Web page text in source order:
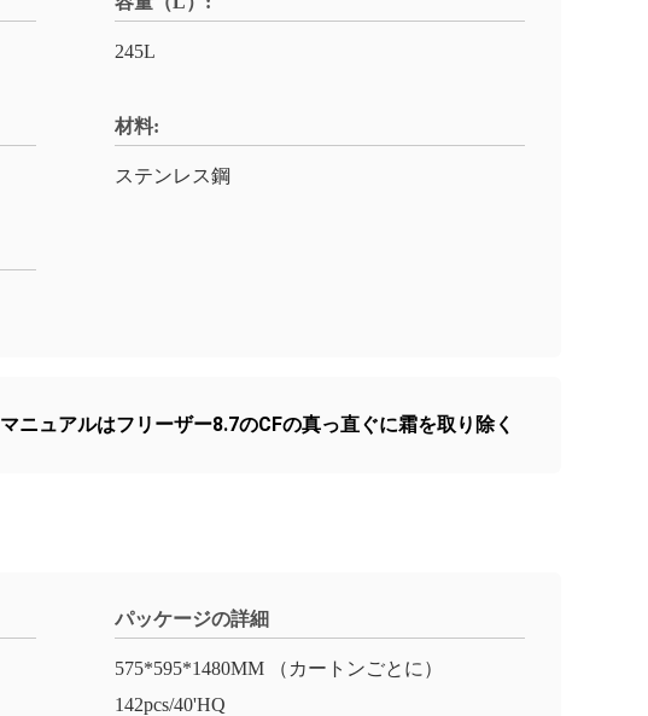
245L
材料:
ステンレス鋼
マニュアルはフリーザー8.7のCFの真っ直ぐに霜を取り除く
パッケージの詳細
575*595*1480MM （カートンごとに）
142pcs/40'HQ